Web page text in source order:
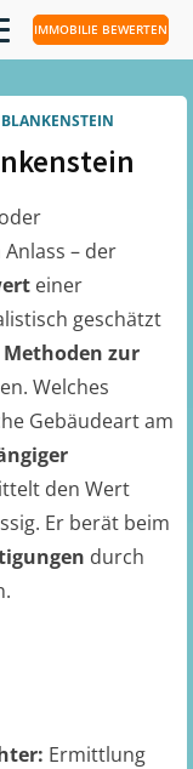
IMMOBILIE BEWERTEN
BLANKENSTEIN
oder
– der
einer
geschätzt
Methoden zur
Welches
Gebäudeart am
den Wert
Er berät beim
durch
Ermittlung